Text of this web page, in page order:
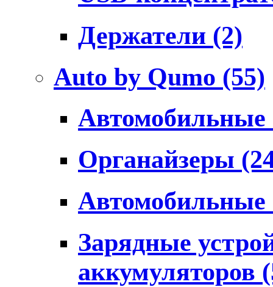
Держатели (2)
Auto by Qumo (55)
Органайзеры
Зарядные
аккумуляторов